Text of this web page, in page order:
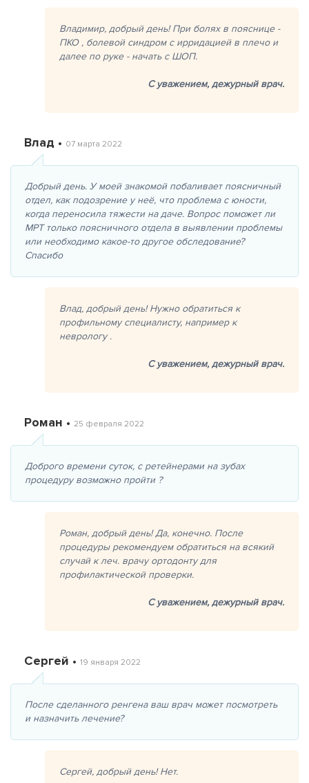
Владимир, добрый день! При болях в пояснице -
ПКО , болевой синдром с ирридацией в плечо и
далее по руке - начать с ШОП.
С уважением, дежурный врач.
Влад • 07 марта 2022
Добрый день. У моей знакомой побаливает поясничный
отдел, как подозрение у неё, что проблема с юности,
когда переносила тяжести на даче. Вопрос поможет ли
МРТ только поясничного отдела в выявлении проблемы
или необходимо какое-то другое обследование?
Спасибо
Влад, добрый день! Нужно обратиться к
профильному специалисту, например к
неврологу .
С уважением, дежурный врач.
Роман • 25 февраля 2022
Доброго времени суток, с ретейнерами на зубах
процедуру возможно пройти ?
Роман, добрый день! Да, конечно. После
процедуры рекомендуем обратиться на всякий
случай к леч. врачу ортодонту для
профилактической проверки.
С уважением, дежурный врач.
Сергей • 19 января 2022
После сделанного ренгена ваш врач может посмотреть
и назначить лечение?
Сергей, добрый день! Нет.